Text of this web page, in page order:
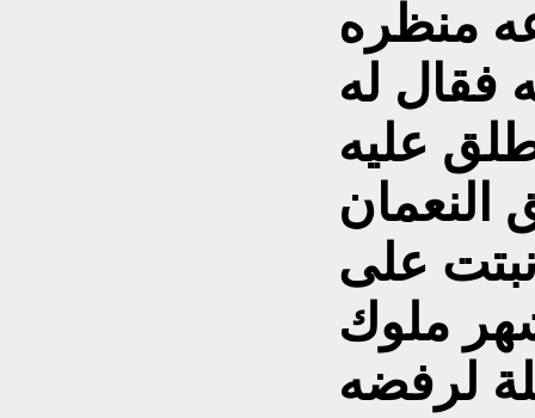
منظره
فقال له
عليه
نبتت على
ملوك
لرفضه